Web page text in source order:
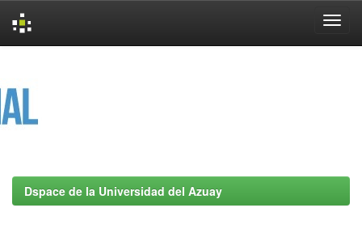
Dspace de la Universidad del Azuay